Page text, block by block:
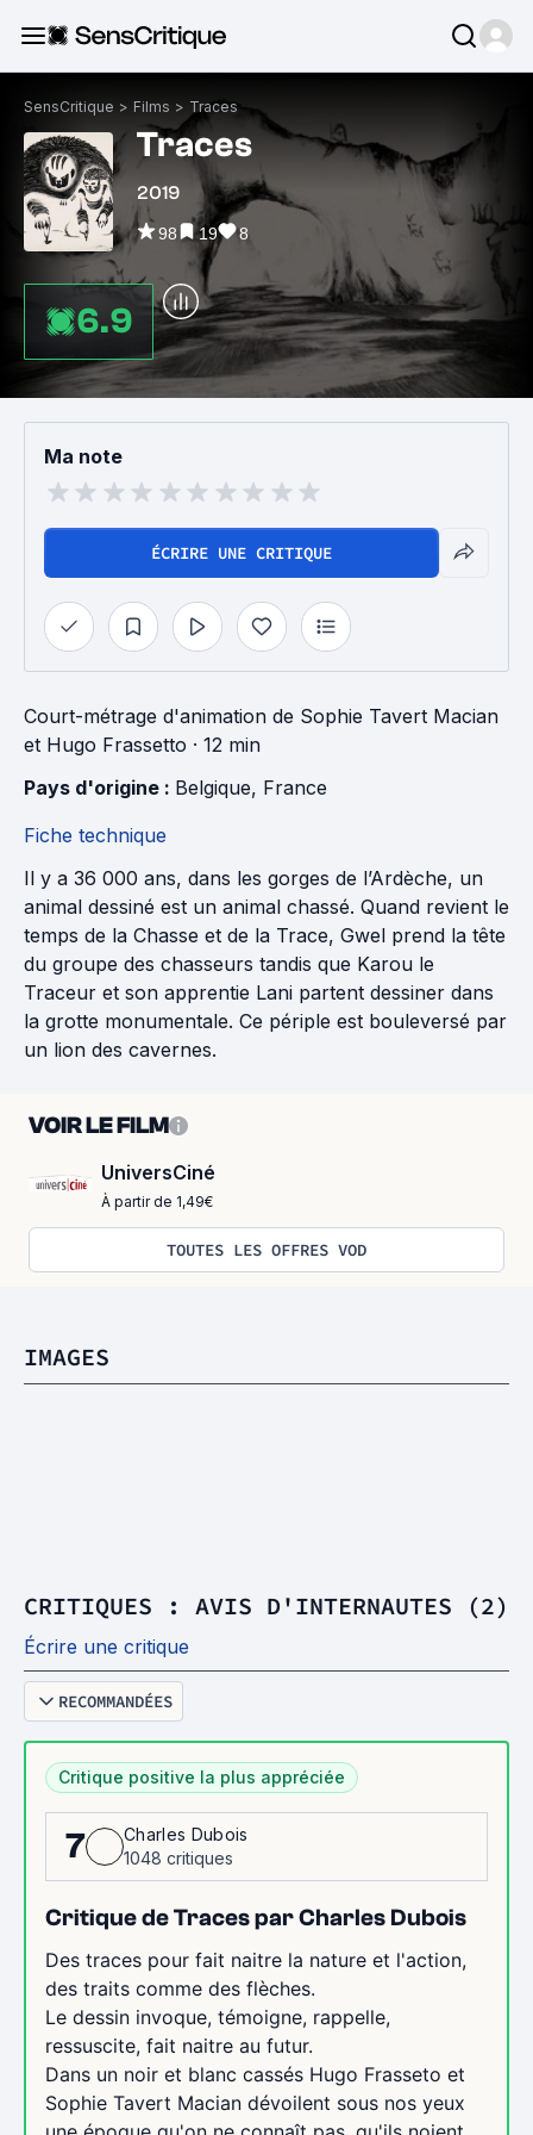
SensCritique > Films > Traces
Traces
2019
98 19 8
6.9
Ma note
ÉCRIRE UNE CRITIQUE
Court-métrage d'animation de Sophie Tavert Macian
et Hugo Frassetto · 12 min
Pays d'origine : Belgique, France
Fiche technique
Il y a 36 000 ans, dans les gorges de l’Ardèche, un
animal dessiné est un animal chassé. Quand revient le
temps de la Chasse et de la Trace, Gwel prend la tête
du groupe des chasseurs tandis que Karou le
Traceur et son apprentie Lani partent dessiner dans
la grotte monumentale. Ce périple est bouleversé par
un lion des cavernes.
VOIR LE FILM
UniversCiné
À partir de 1,49€
TOUTES LES OFFRES VOD
IMAGES
CRITIQUES : AVIS D'INTERNAUTES (2)
Écrire une critique
RECOMMANDÉES
Critique positive la plus appréciée
7
Charles Dubois
1048 critiques
Critique de Traces par Charles Dubois
Des traces pour fait naitre la nature et l'action,
des traits comme des flèches.
Le dessin invoque, témoigne, rappelle,
ressuscite, fait naitre au futur.
Dans un noir et blanc cassés Hugo Frasseto et
Sophie Tavert Macian dévoilent sous nos yeux